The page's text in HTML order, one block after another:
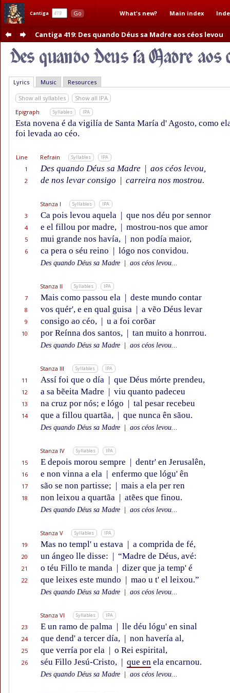
Cantiga Go What's new? Main index
Cantiga 419: Des quando Déus sa Madre aos céos levou
Lyrics Music Resources
Show all syllables
Show all IPA
Epigraph
Syllables IPA
Esta novena é da vigilía de Santa María d' Agosto, como
foi levada ao céo.
Line Refrain Syllables IPA
1 Des quando Déus sa Madre | aos céos levou,
2 de nos levar consigo | carreira nos mostrou.
Stanza I Syllables IPA
3 Ca pois levou aquela | que nos déu por sennor
4 e el fillou por madre, | mostrou-nos que amor
5 mui grande nos havía, | non podía maior,
6 ca pera o séu reino | lógo nos convidou.
Des quando Déus sa Madre aos céos levou...
Stanza II Syllables IPA
7 Mais como passou ela | deste mundo contar
8 vos quér', e en qual guisa | a vẽo Déus levar
9 consigo ao céo, | u a foi corõar
10 por Reínna dos santos, | tan muito a honrrou.
Des quando Déus sa Madre aos céos levou...
Stanza III Syllables IPA
11 Assí foi que o día | que Déus mórte prendeu,
12 a sa bẽeita Madre | viu quanto padeceu
13 na cruz por nós; e lógo | tal pesar recebeu
14 que a fillou quartãa, | que nunca ên sãou.
Des quando Déus sa Madre aos céos levou...
Stanza IV Syllables IPA
15 E depois morou sempre | dentr' en Jerusalên,
16 e non vinna a ela | enfermo que lógu' ên
17 são se non partisse; | mais a ela per ren
18 non leixou a quartãa | atẽes que finou.
Des quando Déus sa Madre aos céos levou...
Stanza V Syllables IPA
19 Mas no templ' u estava | a comprida de fé,
20 un ángeo lle disse: | “Madre de Déus, avé:
21 o téu Fillo te manda | dizer que ja temp' é
22 que leixes este mundo | mao u t' el leixou.”
Des quando Déus sa Madre aos céos levou...
Stanza VI Syllables IPA
23 E un ramo de palma | lle déu lógu' en sinal
24 que dend' a tercer día, | non havería al,
25 que verría por ela | o Rei espirital,
26 séu Fillo Jesú-Cristo, | que en ela encarnou.
Des quando Déus sa Madre aos céos levou...